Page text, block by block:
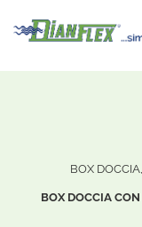
BOX
BOX DOCCIA